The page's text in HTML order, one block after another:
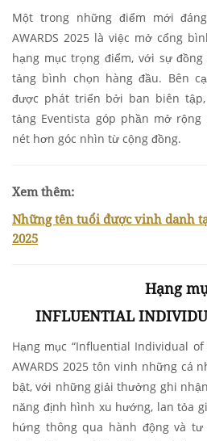
Một trong những điểm mới
AWARDS 2025 là việc mở cổng
hạng mục trọng điểm, với sự
tảng bình chọn hàng đầu. Bên
được phát triển bởi ban biên
tảng Eventista góp phần mở
nét hơn góc nhìn từ cộng đồng.
Xem thêm:
Những tên tuổi được vinh danh
2025
Hạng
INFLUENTIAL
Hạng mục “Influential Individual of
AWARDS 2025 tôn vinh những cá
bật, với những giải thưởng ghi
năng định hình xu hướng, lan tỏa
hứng thông qua hành động và